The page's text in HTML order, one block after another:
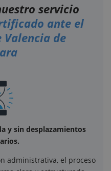
servicio
ante el
Valencia de
y sin desplazamientos
administrativa, el proceso